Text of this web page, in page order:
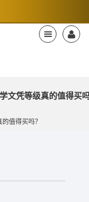
文凭等级真的值得买
值得买吗？